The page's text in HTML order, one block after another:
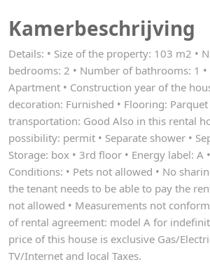
Kamerbeschrijving
Details: • Size of the property: 103 m2 •
bedrooms: 2 • Number of bathrooms: 1 •
Apartment • Construction year of the
decoration: Furnished • Flooring:
transportation: Good Also in this rental
possibility: permit • Separate shower •
Storage: box • 3rd floor • Energy label: A
Conditions: • Pets not allowed • No
the tenant needs to be able to pay the
not allowed • Measurements not
of rental agreement: model A for
price of this house is exclusive Gas/
TV/Internet and local Taxes.